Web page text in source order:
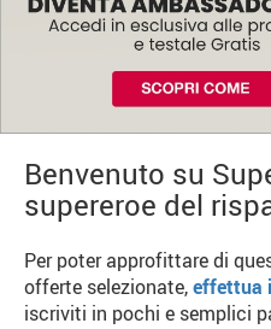
Benvenuto su
supereroe del
Per poter approfittare di
offerte selezionate,effettua
iscriviti in pochi e semplici